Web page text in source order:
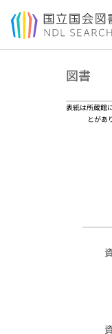
本文へ移動
図書
表紙は所蔵館
とがあ